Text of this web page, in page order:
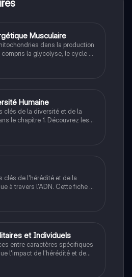
Musculaire
dans la production
la glycolyse, le cycle de
des électrons. Ce
schémas explicatifs et un
Humaine
clés de la diversité et de la
le chapitre 1. Découvrez les
les variations acquises, et la
génétique dans le noyau
transmission des traits. Type:
clés de l'hérédité et de la
à travers l'ADN. Cette fiche de
de l'ADN, les caractères
de clonage, y compris
des êtres vivants.
et Individuels
entre caractères spécifiques
l'impact de l'hérédité et de
phénotype. Ce résumé inclut
et des exemples concrets